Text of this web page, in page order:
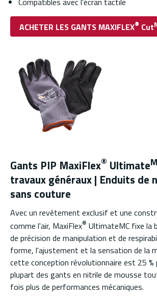
ACHETER LES GANTS MAXIFLEX® Cut
Gants PIP MaxiFlex® Ultimate
travaux généraux | Enduits de
sans couture
Avec un revêtement exclusif et une
comme l'air, MaxiFlex® UltimateMC fixe la
de précision de manipulation et de
forme, l'ajustement et la sensation de la
cette conception révolutionnaire est 25 %
plupart des gants en nitrile de mousse
fois plus de performances mécaniques.